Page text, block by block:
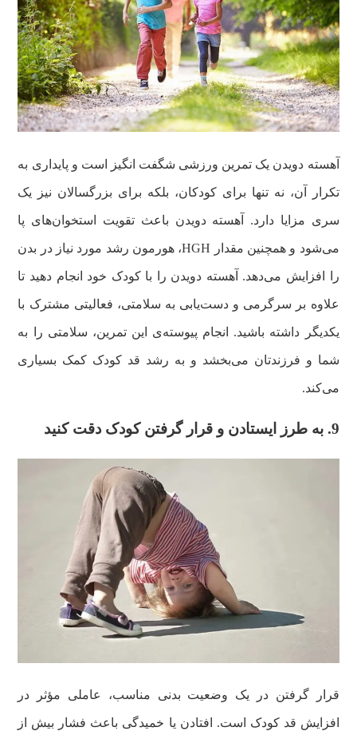
آهسته دویدن یک تمرین ورزشی شگفت انگیز است و پایداری به
تکرار آن، نه تنها برای کودکان، بلکه برای بزرگسالان نیز یک
سری مزایا دارد. آهسته دویدن باعث تقویت استخوان‌های پا
می‌شود و همچنین مقدار HGH، هورمون رشد مورد نیاز در بدن
را افزایش می‌دهد. آهسته دویدن را با کودک خود انجام دهید تا
علاوه بر سرگرمی و دست‌یابی به سلامتی، فعالیتی مشترک با
یکدیگر داشته باشید. انجام پیوسته‌ی این تمرین، سلامتی را به
شما و فرزندتان می‌بخشد و به رشد قد کودک کمک بسیاری
می‌کند.
9. به طرز ایستادن و قرار گرفتن کودک دقت کنید
قرار گرفتن در یک وضعیت بدنی مناسب، عاملی مؤثر در
افزایش قد کودک است. افتادن یا خمیدگی باعث فشار بیش از